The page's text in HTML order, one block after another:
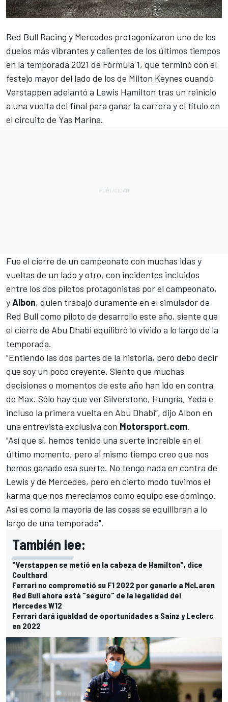
Red Bull Racing y Mercedes protagonizaron uno de los
duelos más vibrantes y calientes de los últimos tiempos
en la temporada 2021 de Fórmula 1, que terminó con el
festejo mayor del lado de los de Milton Keynes cuando
Verstappen adelantó a Lewis Hamilton tras un reinicio
a una vuelta del final para ganar la carrera y el título en
el circuito de Yas Marina.
Fue el cierre de un campeonato con muchas idas y
vueltas de un lado y otro, con incidentes incluidos
entre los dos pilotos protagonistas por el campeonato,
yAlbon, quien trabajó duramente en el simulador de
Red Bull como piloto de desarrollo este año, siente que
el cierre de Abu Dhabi equilibró lo vivido a lo largo de la
temporada.
"Entiendo las dos partes de la historia, pero debo decir
que soy un poco creyente. Siento que muchas
decisiones o momentos de este año han ido en contra
de Max. Sólo hay que ver Silverstone, Hungría, Yeda e
incluso la primera vuelta en Abu Dhabi”, dijo Albon en
una entrevista exclusiva con Motorsport.com.
"Así que sí, hemos tenido una suerte increíble en el
último momento, pero al mismo tiempo creo que nos
hemos ganado esa suerte. No tengo nada en contra de
Lewis y de Mercedes, pero en cierto modo tuvimos el
karma que nos merecíamos como equipo ese domingo.
Así es como la mayoría de las cosas se equilibran a lo
largo de una temporada".
También lee:
"Verstappen se metió en la cabeza de Hamilton", dice
Coulthard
Ferrari no comprometió su F1 2022 por ganarle a McLaren
Red Bull ahora está "seguro" de la legalidad del
Mercedes W12
Ferrari dará igualdad de oportunidades a Sainz y Leclerc
en 2022